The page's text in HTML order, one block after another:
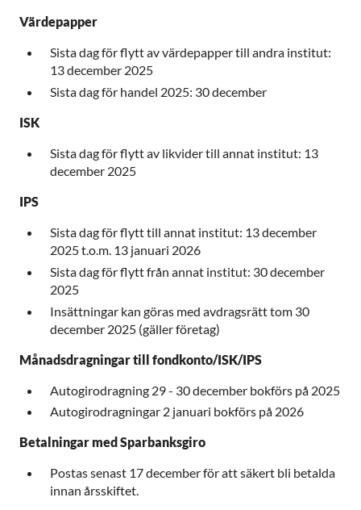
Värdepapper
Sista dag för flytt av värdepapper till andra institut:
13 december 2025
Sista dag för handel 2025: 30 december
ISK
Sista dag för flytt av likvider till annat institut: 13
december 2025
IPS
Sista dag för flytt till annat institut: 13 december
2025 t.o.m. 13 januari 2026
Sista dag för flytt från annat institut: 30 december
2025
Insättningar kan göras med avdragsrätt tom 30
december 2025 (gäller företag)
Månadsdragningar till fondkonto/ISK/IPS
Autogirodragning 29 - 30 december bokförs på 2025
Autogirodragningar 2 januari bokförs på 2026
Betalningar med Sparbanksgiro
Postas senast 17 december för att säkert bli betalda
innan årsskiftet.